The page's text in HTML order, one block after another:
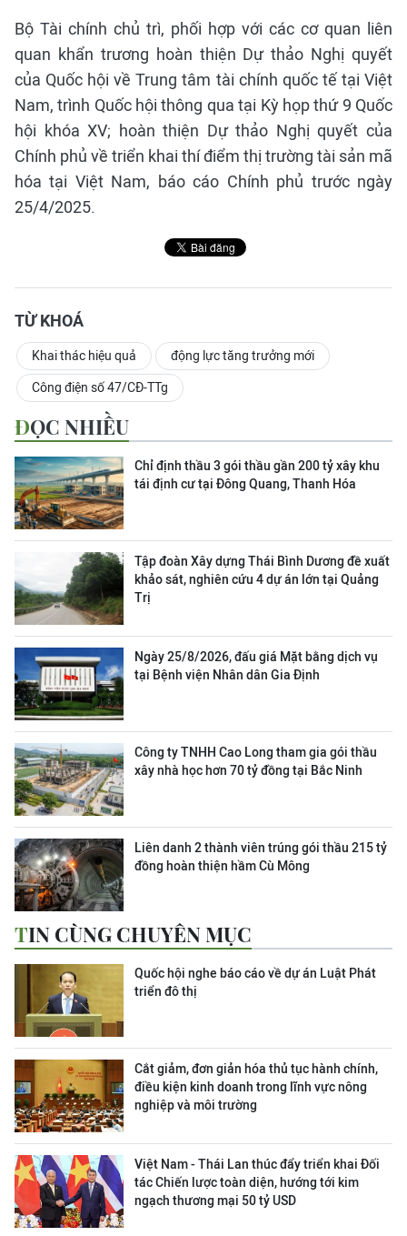
Bộ Tài chính chủ trì, phối hợp với các cơ quan liên
quan khẩn trương hoàn thiện Dự thảo Nghị quyết
của Quốc hội về Trung tâm tài chính quốc tế tại Việt
Nam, trình Quốc hội thông qua tại Kỳ họp thứ 9 Quốc
hội khóa XV; hoàn thiện Dự thảo Nghị quyết của
Chính phủ về triển khai thí điểm thị trường tài sản mã
hóa tại Việt Nam, báo cáo Chính phủ trước ngày
25/4/2025.
TỪ KHOÁ
Khai thác hiệu quả động lực tăng trưởng mới
Công điện số 47/CĐ-TTg
ĐỌC NHIỀU
Chỉ định thầu 3 gói thầu gần 200 tỷ xây khu
tái định cư tại Đông Quang, Thanh Hóa
Tập đoàn Xây dựng Thái Bình Dương đề xuất
khảo sát, nghiên cứu 4 dự án lớn tại Quảng
Trị
Ngày 25/8/2026, đấu giá Mặt bằng dịch vụ
tại Bệnh viện Nhân dân Gia Định
Công ty TNHH Cao Long tham gia gói thầu
xây nhà học hơn 70 tỷ đồng tại Bắc Ninh
Liên danh 2 thành viên trúng gói thầu 215 tỷ
đồng hoàn thiện hầm Cù Mông
TIN CÙNG CHUYÊN MỤC
Quốc hội nghe báo cáo về dự án Luật Phát
triển đô thị
Cắt giảm, đơn giản hóa thủ tục hành chính,
điều kiện kinh doanh trong lĩnh vực nông
nghiệp và môi trường
Việt Nam - Thái Lan thúc đẩy triển khai Đối
tác Chiến lược toàn diện, hướng tới kim
ngạch thương mại 50 tỷ USD